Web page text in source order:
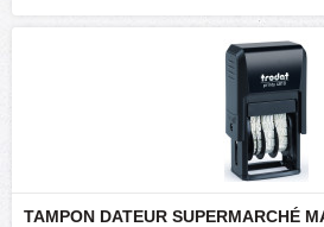
TAMPON DATEUR SUPERMARCHÉ